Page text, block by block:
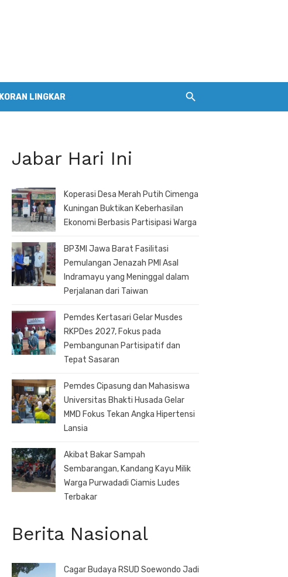
KORAN LINGKAR
Jabar Hari Ini
Koperasi Desa Merah Putih Cimenga
Kuningan Buktikan Keberhasilan
Ekonomi Berbasis Partisipasi Warga
BP3MI Jawa Barat Fasilitasi
Pemulangan Jenazah PMI Asal
Indramayu yang Meninggal dalam
Perjalanan dari Taiwan
Pemdes Kertasari Gelar Musdes
RKPDes 2027, Fokus pada
Pembangunan Partisipatif dan
Tepat Sasaran
Pemdes Cipasung dan Mahasiswa
Universitas Bhakti Husada Gelar
MMD Fokus Tekan Angka Hipertensi
Lansia
Akibat Bakar Sampah
Sembarangan, Kandang Kayu Milik
Warga Purwadadi Ciamis Ludes
Terbakar
Berita Nasional
Cagar Budaya RSUD Soewondo Jadi